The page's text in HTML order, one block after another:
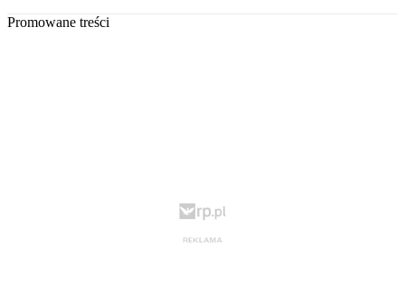
Promowane treści